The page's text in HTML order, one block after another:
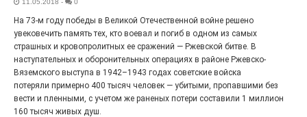
проект, на который электростальцев приглашает к
себе Выставочный зал им. Олега Коняшина.
11.05.2018 - 0
На 73-м году победы в Великой Отечественной войне решено
увековечить память тех, кто воевал и погиб в одном из самых
страшных и кровопролитных ее сражений — Ржевской битве. В
наступательных и оборонительных операциях в районе Ржевско-
Вяземского выступа в 1942–1943 годах советские войска
потеряли примерно 400 тысяч человек — убитыми, пропавшими без
вести и пленными, с учетом же раненых потери составили 1 миллион
160 тысяч живых душ.